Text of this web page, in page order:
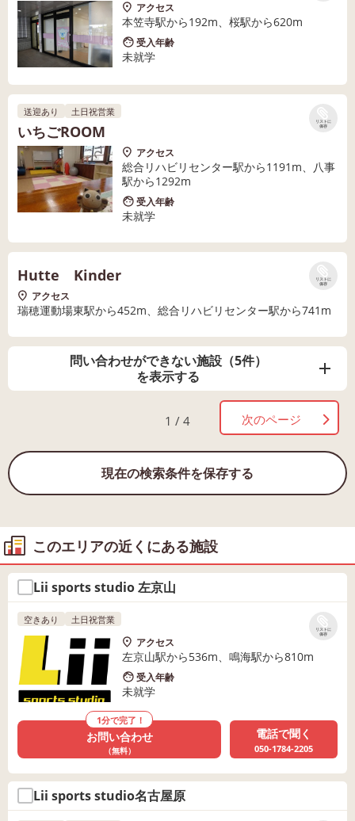
アクセス
本笠寺駅から192m、桜駅から620m
受入年齢
未就学
リストに
保存
送迎あり 土日祝営業
いちごROOM
アクセス
総合リハビリセンター駅から1191m、八事
駅から1292m
受入年齢
未就学
リストに
保存
Hutte Kinder
アクセス
瑞穂運動場東駅から452m、総合リハビリセンター駅から741m
問い合わせができない施設（5件）
を表示する
1 / 4 次のページ
現在の検索条件を保存する
このエリアの近くにある施設
Lii sports studio 左京山
リストに
保存
空きあり 土日祝営業
アクセス
左京山駅から536m、鳴海駅から810m
受入年齢
未就学
1分で完了！
お問い合わせ
（無料）
電話で聞く
050-1784-2205
Lii sports studio名古屋原